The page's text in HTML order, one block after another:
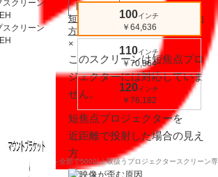
100インチ
￥64,636
110インチ
￥70,364
120インチ
￥76,182
防炎認定
短焦点プロジェクターをお使いの
方へ
×
このスクリーンは短焦点プロ
ジェクターには対応していま
せん。
短焦点プロジェクターを
近距離で投射した場合の見え
方
タースクリーンを全部で500以上取扱うプロジェクタースクリーン専